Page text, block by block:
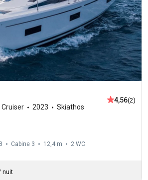
Cruiser 2023 Skiathos
4,56(2)
Cabine 3 12,4 m 2 WC
nuit